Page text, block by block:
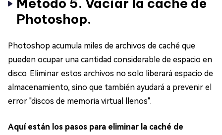
Método 5. Vaciar la caché de
Photoshop.
Photoshop acumula miles de archivos de caché que
pueden ocupar una cantidad considerable de espacio en
disco. Eliminar estos archivos no solo liberará espacio de
almacenamiento, sino que también ayudará a prevenir el
error "discos de memoria virtual llenos".
Aquí están los pasos para eliminar la caché de